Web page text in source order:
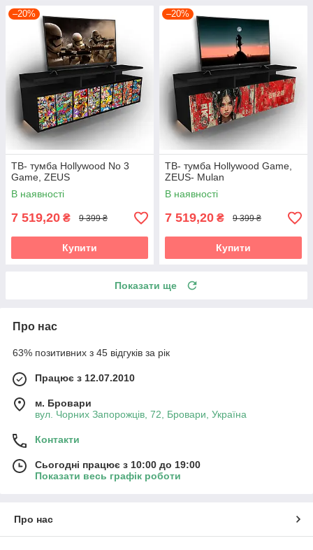
–20%
ТВ- тумба Hollywood No 3
Game, ZEUS
В наявності
7 519,20 ₴ 9 399 ₴
Купити
–20%
ТВ- тумба Hollywood Game,
ZEUS- Mulan
В наявності
7 519,20 ₴ 9 399 ₴
Купити
Показати ще
Про нас
63% позитивних з 45 відгуків за рік
Працює з 12.07.2010
м. Бровари
вул. Чорних Запорожців, 72, Бровари, Україна
Контакти
Сьогодні працює з 10:00 до 19:00
Показати весь графік роботи
Про нас